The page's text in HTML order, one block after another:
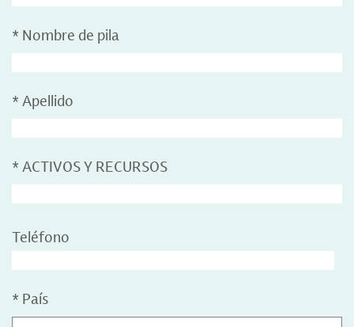
* Nombre de pila
* Apellido
* ACTIVOS Y RECURSOS
Teléfono
* País